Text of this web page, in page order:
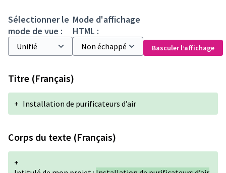
Sélectionner le
mode de vue :
Mode d'affichage
HTML :
Basculer l’affichage
Titre (Français)
+ Installation de purificateurs d’air
Corps du texte (Français)
+